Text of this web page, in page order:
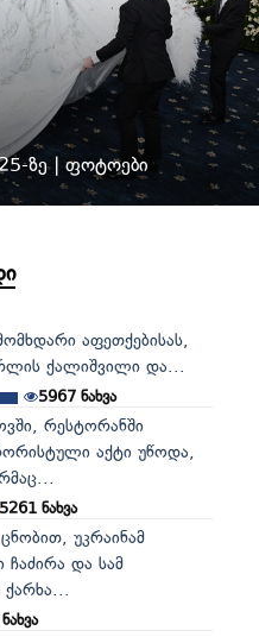
ზე | ფოტოები
აფეთქებისას,
ქალიშვილი და...
5967 ნახვა
რესტორანში
აქტი უწოდა,
ნახვა
უკრაინამ
ჩაძირა და სამ
ქარხა...